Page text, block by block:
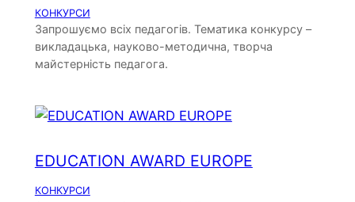
КОНКУРСИ
Запрошуємо всіх педагогів. Тематика конкурсу –
викладацька, науково-методична, творча
майстерність педагога.
EDUCATION AWARD EUROPE
КОНКУРСИ